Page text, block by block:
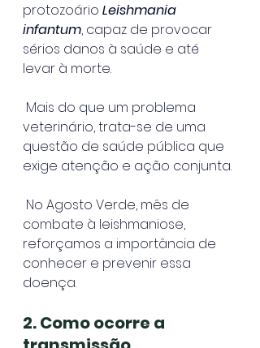
protozoário Leishmania
infantum, capaz de provocar
sérios danos à saúde e até
levar à morte.
veterinário, trata-se de uma
questão de saúde pública que
exige atenção e ação conjunta.
combate à leishmaniose,
reforçamos a importância de
conhecer e prevenir essa
doença.
2. Como ocorre a